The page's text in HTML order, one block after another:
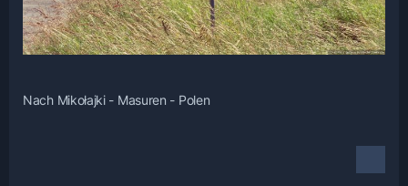
Nach Mikołajki - Masuren - Polen